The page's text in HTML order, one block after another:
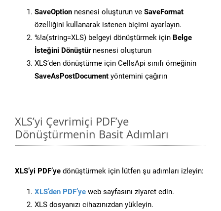
SaveOption nesnesi oluşturun ve SaveFormat
özelliğini kullanarak istenen biçimi ayarlayın.
%!a(string=XLS) belgeyi dönüştürmek için Belge
İsteğini Dönüştürnesnesi oluşturun
XLS’den dönüştürme için CellsApi sınıfı örneğinin
SaveAsPostDocument yöntemini çağırın
XLS’yi Çevrimiçi PDF’ye
Dönüştürmenin Basit Adımları
XLS’yi PDF’ye dönüştürmek için lütfen şu adımları izleyin:
XLS’den PDF’ye web sayfasını ziyaret edin.
XLS dosyanızı cihazınızdan yükleyin.